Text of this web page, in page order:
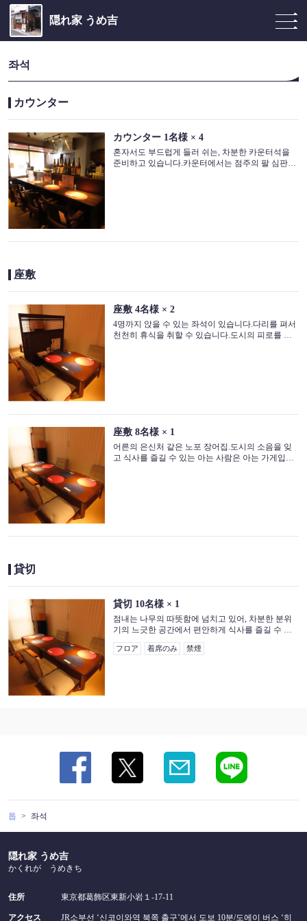
隠れ家 うめ吉
좌석
カウンター
カウンター 1名様 × 4
혼자서도 부드럽게 들러 쉬는, 차분한 카운터석을
준비하고 있습니다.카운터에서는 점주의 팔 심판을
座敷
座敷 4名様 × 2
4명까지 앉을 수 있는 좌석이 있습니다.다리를 펴서
천천히 휴식을 취할 수 있습니다.도시의 피로를 풀
座敷 8名様 × 1
어른의 은신처 같은 노포 장어집.도시의 소음을 잊
고 식사를 즐길 수 있는 아는 사람은 아는 가게입니
貸切
貸切 10名様 × 1
점내는 나무의 따뜻함에 넘치고 있어, 차분한 분위
기의 느긋한 공간에서 편안하게 식사를 즐길 수 있
습니다.전세 이용도 가능하므로 회사에서의 술자리
등 각종 연회에 추천합니다.좌석은 어른 6명 이상으
フロア 着席のみ 禁煙
톱 좌석
隠れ家 うめ吉
かくれが うめきち
住所 東京都葛飾区東新小岩１-17-11
アクセス JR소부선 ‘신코이와역 북쪽 출구’에서 도보 10분/도에이 버스 ‘히
この店舗情報をシェアする
좌석 | 隠れ家 うめ吉
東京都葛飾区東新小岩１-17-11